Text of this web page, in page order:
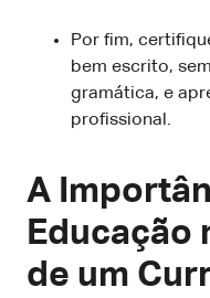
Por fim,
bem escrito,
gramática, e
profissional.
A
Educação
de um